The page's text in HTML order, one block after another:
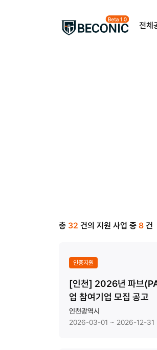
전체
총 32 건의 지원 사업 중 8 건
인증지원
[인천] 2026년 파브
업 참여기업 모집 공고
인천광역시
2026-03-01 ~ 2026-12-31